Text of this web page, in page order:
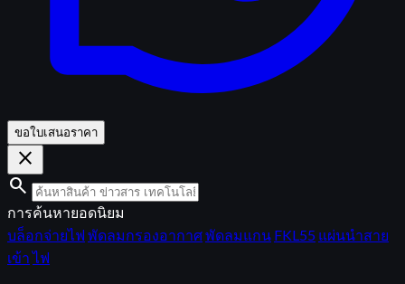
ขอใบเสนอราคา
close
search
การค้นหายอดนิยม
บล็อกจ่ายไฟ พัดลมกรองอากาศพัดลมแกน FKL55 แผ่นนำสาย
เข้า ไฟ